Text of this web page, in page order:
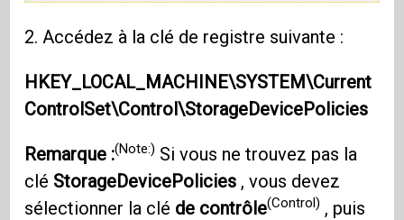
2. Accédez à la clé de registre suivante :
HKEY_LOCAL_MACHINE\SYSTEM\Current
ControlSet\Control\StorageDevicePolicies
Remarque :(Note:) Si vous ne trouvez pas la
clé StorageDevicePolicies , vous devez
sélectionner la clé de contrôle(Control) , puis